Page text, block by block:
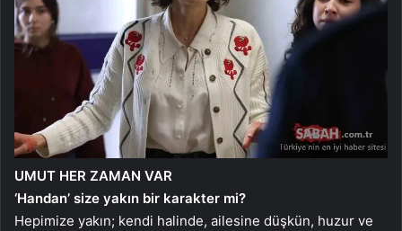
UMUT HER ZAMAN VAR
‘Handan’ size yakın bir karakter mi?
Hepimize yakın; kendi halinde, ailesine düşkün, huzur ve